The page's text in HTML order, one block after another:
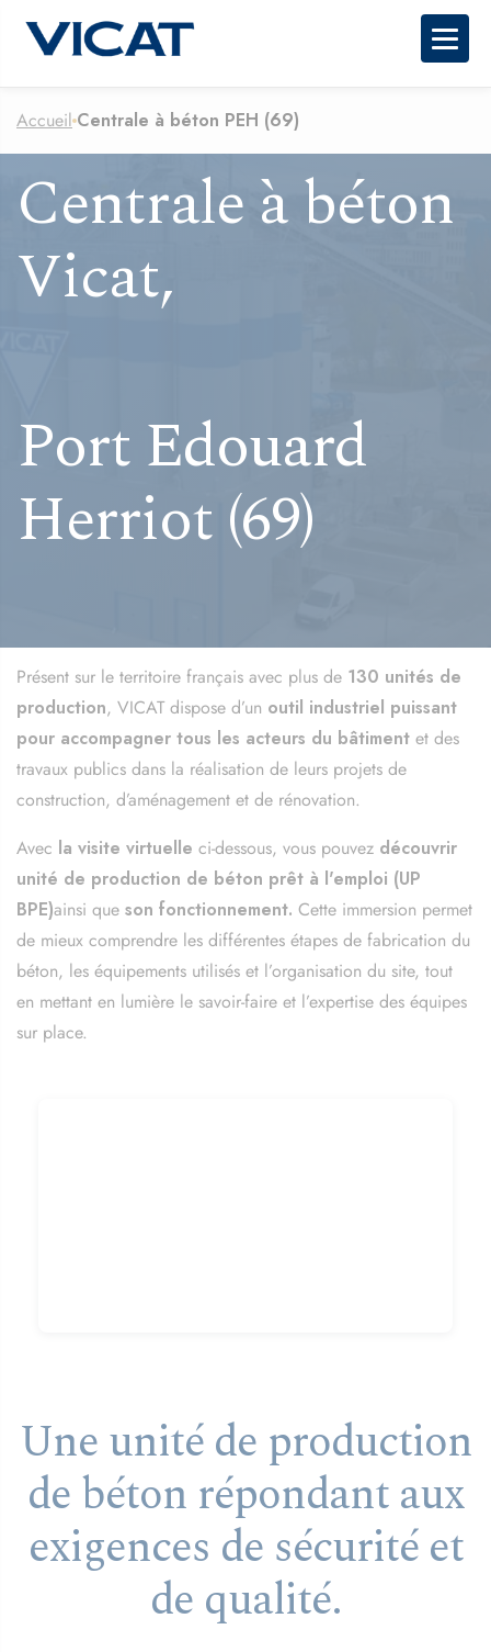
Accueil Centrale à béton PEH (69)
Centrale à béton
Vicat,
Port Edouard
Herriot (69)
Présent sur le territoire français avec plus de 130 unités de
production, VICATdispose d’un outil industriel puissant
pour accompagner tous les acteurs du bâtiment et des
travaux publics dans la réalisation de leurs projets de
construction, d’aménagement et de rénovation.
Avec la visite virtuelle ci-dessous, vous pouvez découvrir
unité de production de béton prêt à l'emploi (UP
BPE)ainsi que son fonctionnement. Cette immersion permet
de mieux comprendre les différentes étapes de fabrication du
béton, les équipements utilisés et l’organisation du site, tout
en mettant en lumière le savoir-faire et l’expertise des équipes
sur place.
Une unité de production
de béton répondant aux
exigences de sécurité et
de qualité.